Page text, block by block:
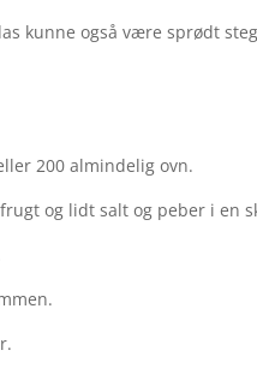
kunne også være sprødt
200 almindelig ovn.
og lidt salt og peber i en